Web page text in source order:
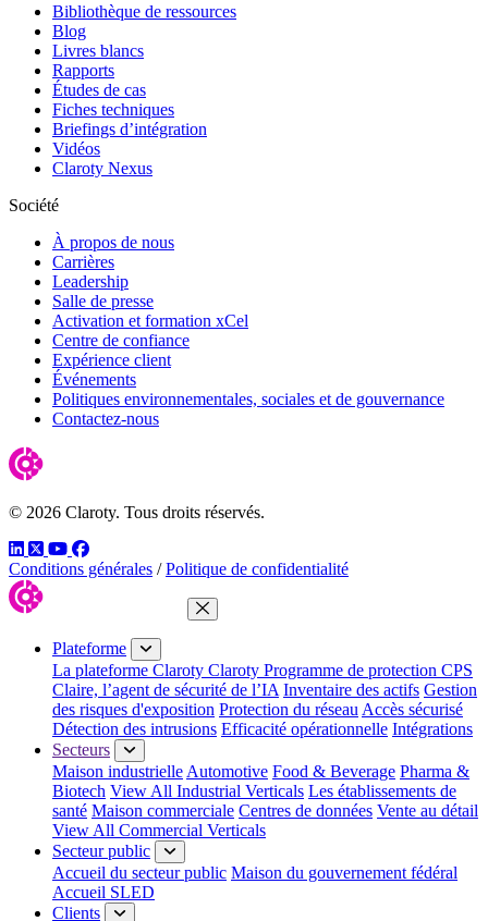
Bibliothèque de ressources
Blog
Livres blancs
Rapports
Études de cas
Fiches techniques
Briefings d’intégration
Vidéos
Claroty Nexus
Société
À propos de nous
Carrières
Leadership
Salle de presse
Activation et formation xCel
Centre de confiance
Expérience client
Événements
Politiques environnementales, sociales et de gouvernance
Contactez-nous
© 2026 Claroty. Tous droits réservés.
LinkedIn
TwitterYouTube
Facebook
Conditions générales / Politique de confidentialité
Fermer le menu
Plateforme
La plateforme Claroty Claroty Programme de protection CPS
Claire, l’agent de sécurité de l’IA Inventaire des actifs Gestion
des risques d'exposition Protection du réseau Accès sécurisé
Détection des intrusions Efficacité opérationnelle Intégrations
Secteurs
Maison industrielle Automotive Food & Beverage Pharma &
Biotech View All Industrial Verticals Les établissements de
santé Maison commerciale Centres de données Vente au détail
View All Commercial Verticals
Secteur public
Accueil du secteur public Maison du gouvernement fédéral
Accueil SLED
Clients